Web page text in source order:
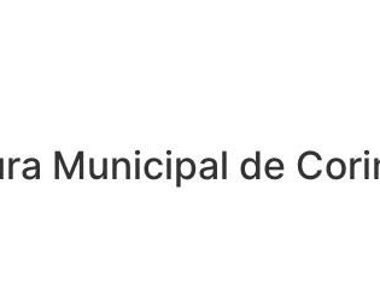
Municipal de